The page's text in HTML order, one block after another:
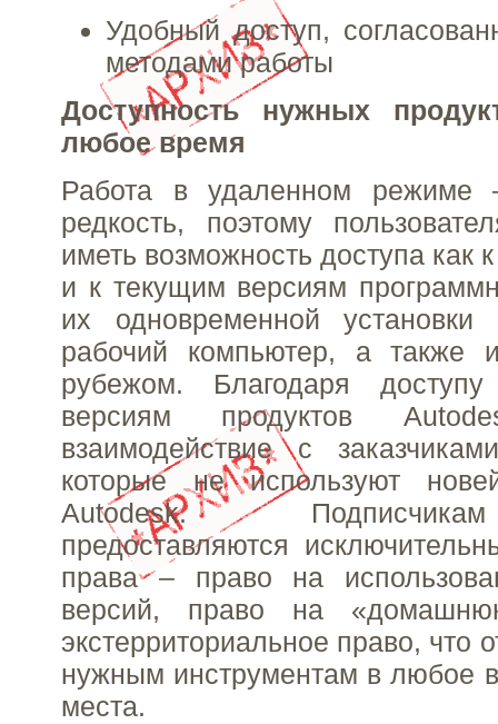
Удобный доступ,
методами работы
Доступность нужных
любое время
Работа в удаленном
редкость, поэтому
иметь возможность доступа как
и к текущим версиям
их одновременной
рабочий компьютер, а также
рубежом. Благодаря
версиям продуктов
взаимодействие с
которые не используют
Autodesk.
предоставляются
права – право на
версий, право на
экстерриториальное право, что
нужным инструментам в любое
места.